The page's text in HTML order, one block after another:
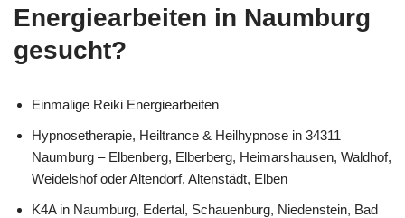
Energiearbeiten in Naumburg
gesucht?
Einmalige Reiki Energiearbeiten
Hypnosetherapie, Heiltrance & Heilhypnose in 34311
Naumburg – Elbenberg, Elberberg, Heimarshausen, Waldhof,
Weidelshof oder Altendorf, Altenstädt, Elben
K4A in Naumburg, Edertal, Schauenburg, Niedenstein, Bad